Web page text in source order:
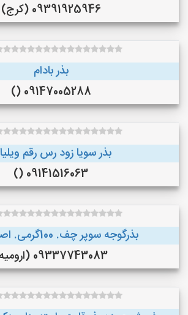
09391925946 (کرج)
بذر بادام
09147005288 ()
بذر سویا زود رس رقم
09141516063 ()
بذرگوجه‌ سوپر چف. 100گرمی. اصل آمریکا
09337743083 (ارومیه)